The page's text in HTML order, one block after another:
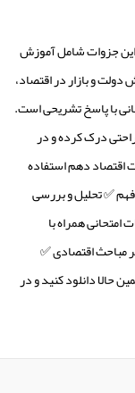
این جزوات شامل آموزش
و بازار در اقتصاد،
با پاسخ تشریحی است.
درک کرده و در
اقتصاد دهم استفاده
✅ تحلیل و بررسی
امتحانی همراه با
مباحث اقتصادی ✅
دانلود کنید و در